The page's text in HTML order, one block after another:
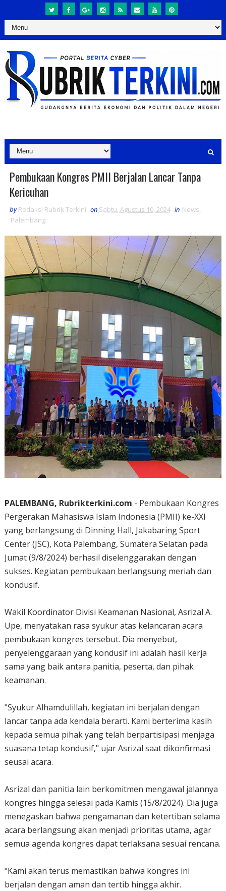
Pembukaan Kongres PMII Berjalan Lancar Tanpa
Kericuhan
by Redaksi Rubrik Terkini on Sabtu, Agustus 10, 2024 in News,
Palembang
PALEMBANG, Rubrikterkini.com - Pembukaan Kongres
Pergerakan Mahasiswa Islam Indonesia (PMII) ke-XXI
yang berlangsung di Dinning Hall, Jakabaring Sport
Center (JSC), Kota Palembang, Sumatera Selatan pada
Jumat (9/8/2024) berhasil diselenggarakan dengan
sukses. Kegiatan pembukaan berlangsung meriah dan
kondusif.
Wakil Koordinator Divisi Keamanan Nasional, Asrizal A.
Upe, menyatakan rasa syukur atas kelancaran acara
pembukaan kongres tersebut. Dia menyebut,
penyelenggaraan yang kondusif ini adalah hasil kerja
sama yang baik antara panitia, peserta, dan pihak
keamanan.
"Syukur Alhamdulillah, kegiatan ini berjalan dengan
lancar tanpa ada kendala berarti. Kami berterima kasih
kepada semua pihak yang telah berpartisipasi menjaga
suasana tetap kondusif," ujar Asrizal saat dikonfirmasi
seusai acara.
Asrizal dan panitia lain berkomitmen mengawal jalannya
kongres hingga selesai pada Kamis (15/8/2024). Dia juga
menegaskan bahwa pengamanan dan ketertiban selama
acara berlangsung akan menjadi prioritas utama, agar
semua agenda kongres dapat terlaksana sesuai rencana.
"Kami akan terus memastikan bahwa kongres ini
berjalan dengan aman dan tertib hingga akhir.